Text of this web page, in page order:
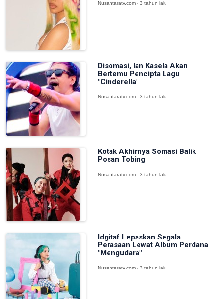
Nusantaratv.com - 3 tahun lalu
Disomasi, Ian Kasela Akan
Bertemu Pencipta Lagu
"Cinderella"
Nusantaratv.com - 3 tahun lalu
Kotak Akhirnya Somasi Balik
Posan Tobing
Nusantaratv.com - 3 tahun lalu
Idgitaf Lepaskan Segala
Perasaan Lewat Album Perdana
"Mengudara"
Nusantaratv.com - 3 tahun lalu